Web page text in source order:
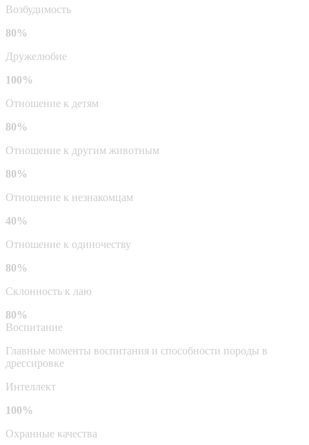
Возбудимость
80%
Дружелюбие
100%
Отношение к детям
80%
Отношение к другим животным
80%
Отношение к незнакомцам
40%
Отношение к одиночеству
80%
Склонность к лаю
80%
Воспитание
Главные моменты воспитания и способности породы в
дрессировке
Интеллект
100%
Охранные качества